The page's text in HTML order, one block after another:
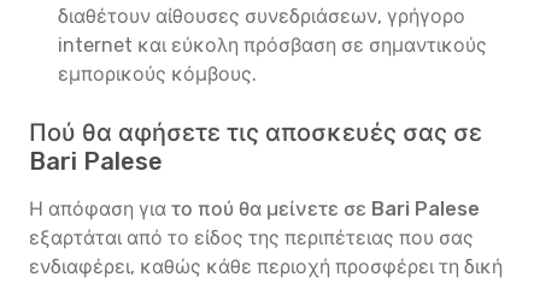
διαθέτουν αίθουσες συνεδριάσεων, γρήγορο
internet και εύκολη πρόσβαση σε σημαντικούς
εμπορικούς κόμβους.
Πού θα αφήσετε τις αποσκευές σας σε
Bari Palese
Η απόφαση για το πού θα μείνετε σε Bari Palese
εξαρτάται από το είδος της περιπέτειας που σας
ενδιαφέρει, καθώς κάθε περιοχή προσφέρει τη δική